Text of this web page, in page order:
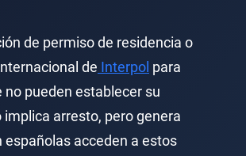
Unidos
de permiso de residencia o
de Interpol para
pueden establecer su
arresto, pero genera
acceden a estos